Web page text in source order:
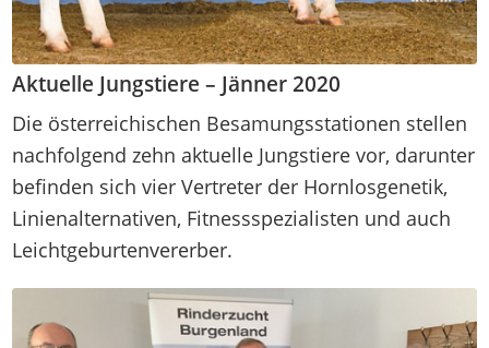
Aktuelle Jungstiere – Jänner 2020
Die österreichischen Besamungsstationen stellen
nachfolgend zehn aktuelle Jungstiere vor, darunter
befinden sich vier Vertreter der Hornlosgenetik,
Linienalternativen, Fitnessspezialisten und auch
Leichtgeburtenvererber.